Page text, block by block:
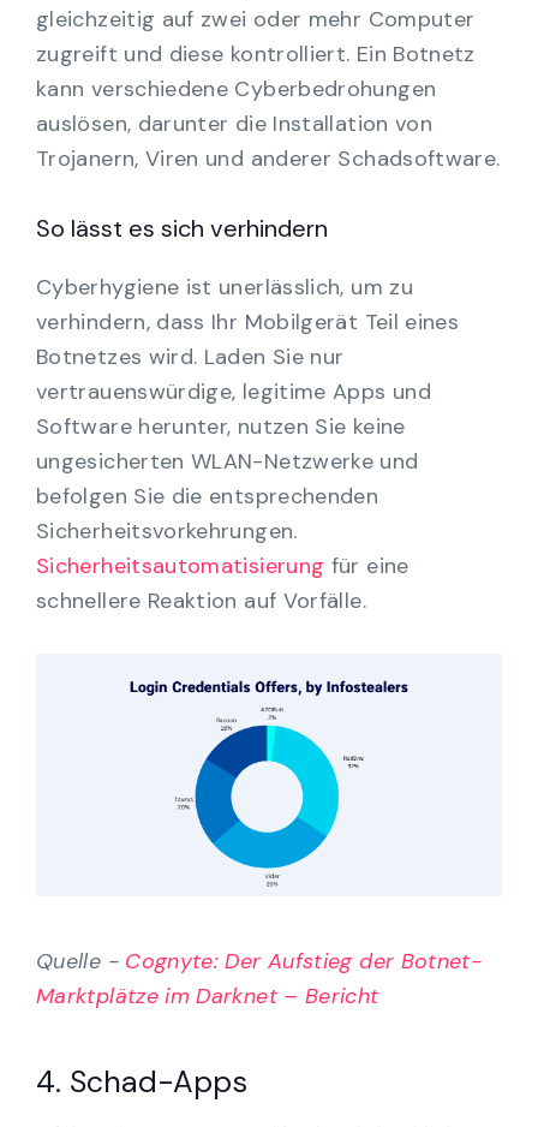
gleichzeitig auf zwei oder mehr Computer
zugreift und diese kontrolliert. Ein Botnetz
kann verschiedene Cyberbedrohungen
auslösen, darunter die Installation von
Trojanern, Viren und anderer Schadsoftware.
So lässt es sich verhindern
Cyberhygiene ist unerlässlich, um zu
verhindern, dass Ihr Mobilgerät Teil eines
Botnetzes wird. Laden Sie nur
vertrauenswürdige, legitime Apps und
Software herunter, nutzen Sie keine
ungesicherten WLAN-Netzwerke und
befolgen Sie die entsprechenden
Sicherheitsvorkehrungen.
Sicherheitsautomatisierung für eine
schnellere Reaktion auf Vorfälle.
Quelle - Cognyte: Der Aufstieg der Botnet-
Marktplätze im Darknet – Bericht
4. Schad-Apps